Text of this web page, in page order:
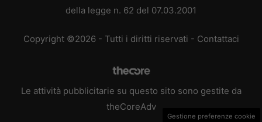
della legge n. 62 del 07.03.2001
Copyright ©2026 - Tutti i diritti riservati - Contattaci
Le attività pubblicitarie su questo sito sono gestite da
theCoreAdv
Gestione preferenze cookie